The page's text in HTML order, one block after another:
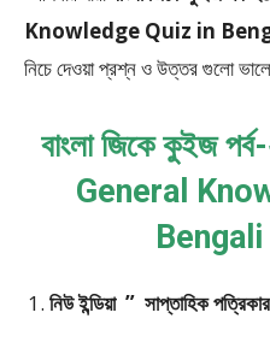
Knowledge Quiz in
নিচে দেওয়া প্রশ্ন ও উত্তর গুলো
বাংলা জিকে কুইজ
General
নিউ ইন্ডিয়া ” সাপ্তাহিক